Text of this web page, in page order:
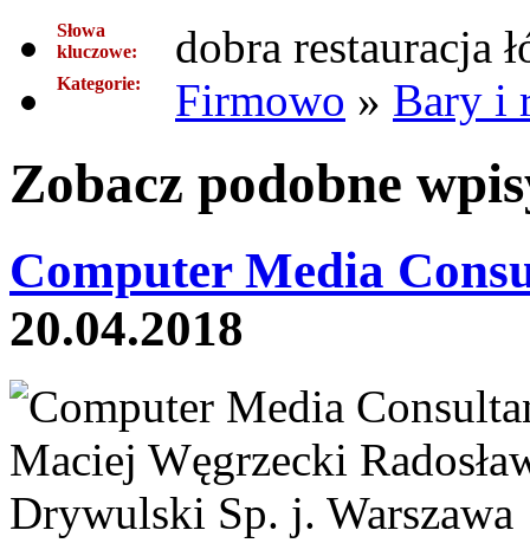
Słowa
kluczowe:
dobra restauracja
Kategorie: Firmowo » Bary i
Zobacz podobne
Computer Media
20.04.2018